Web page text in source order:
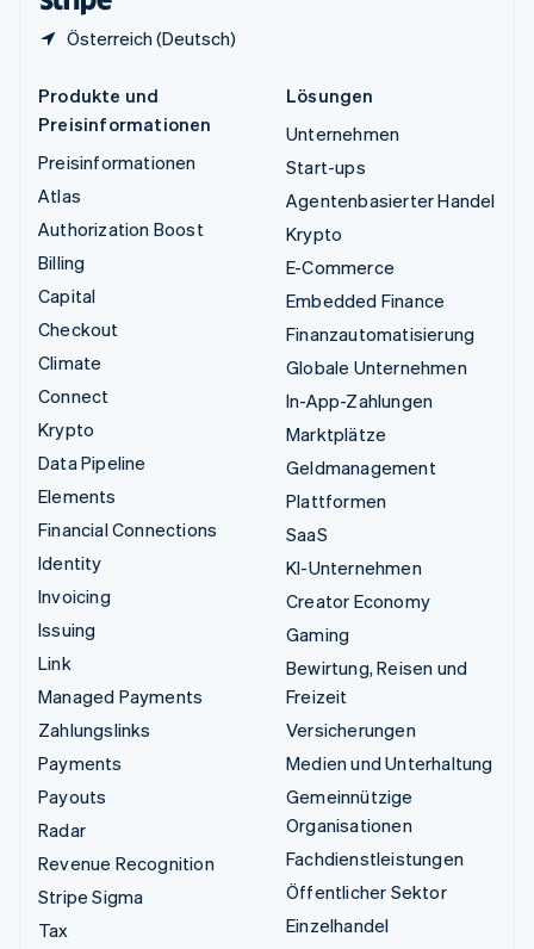
Österreich (Deutsch)
Produkte und
Preisinformationen
Preisinformationen
Atlas
Authorization Boost
Billing
Capital
Checkout
Climate
Connect
Krypto
Data Pipeline
Elements
Financial Connections
Identity
Invoicing
Issuing
Link
Managed Payments
Zahlungslinks
Payments
Payouts
Radar
Revenue Recognition
Stripe Sigma
Tax
Lösungen
Unternehmen
Start-ups
Agentenbasierter Handel
Krypto
E-Commerce
Embedded Finance
Finanzautomatisierung
Globale Unternehmen
In-App-Zahlungen
Marktplätze
Geldmanagement
Plattformen
SaaS
KI-Unternehmen
Creator Economy
Gaming
Bewirtung, Reisen und
Freizeit
Versicherungen
Medien und Unterhaltung
Gemeinnützige
Organisationen
Fachdienstleistungen
Öffentlicher Sektor
Einzelhandel